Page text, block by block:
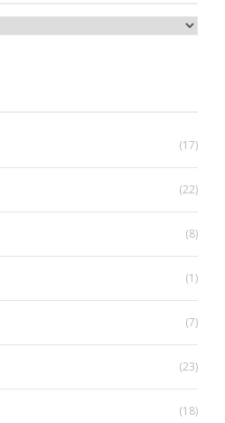
(17)
(22)
(8)
(1)
(7)
(23)
(18)